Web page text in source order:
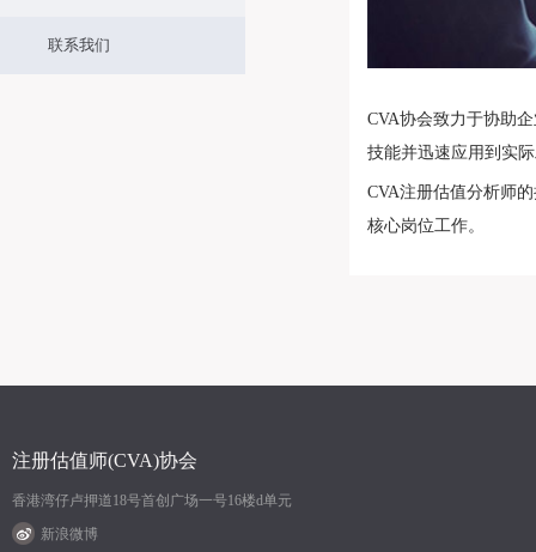
联系我们
CVA协会致力于协助
技能并迅速应用到实
CVA注册估值分析师
核心岗位工作。
注册估值师(CVA)协会
香港湾仔卢押道18号首创广场一号16楼d单元
新浪微博